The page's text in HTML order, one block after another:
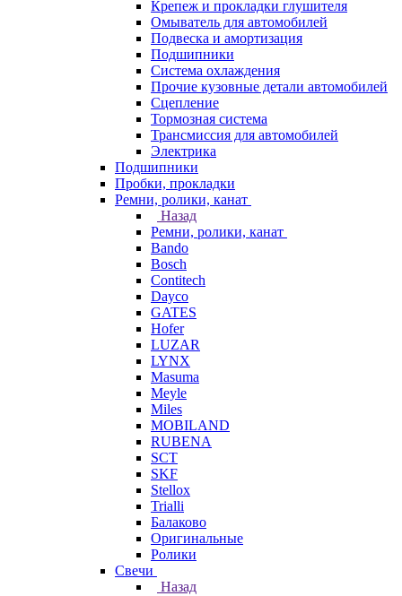
Крепеж и прокладки глушителя
Омыватель для автомобилей
Подвеска и амортизация
Подшипники
Система охлаждения
Прочие кузовные детали автомобилей
Сцепление
Тормозная система
Трансмиссия для автомобилей
Электрика
Подшипники
Пробки, прокладки
Ремни, ролики, канат
Назад
Ремни, ролики, канат
Bando
Bosch
Contitech
Dayco
GATES
Hofer
LUZAR
LYNX
Masuma
Meyle
Miles
MOBILAND
RUBENA
SCT
SKF
Stellox
Trialli
Балаково
Оригинальные
Ролики
Свечи
Назад